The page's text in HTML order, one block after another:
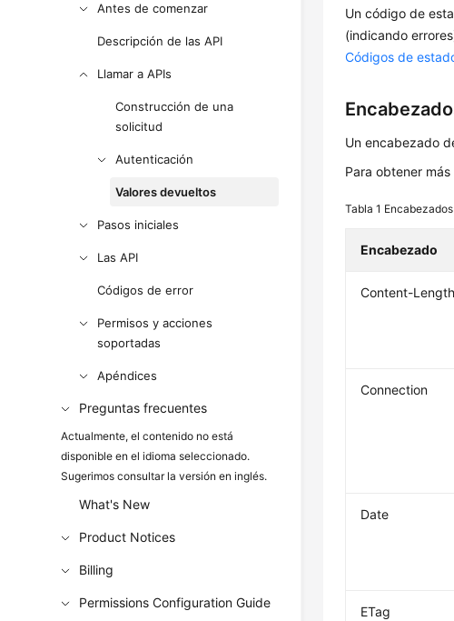
Antes de comenzar
Descripción de las API
Llamar a APIs
Construcción de una
solicitud
Autenticación
Valores devueltos
Pasos iniciales
Las API
Códigos de error
Permisos y acciones
soportadas
Apéndices
Preguntas frecuentes
Actualmente, el contenido no está
disponible en el idioma seleccionado.
Sugerimos consultar la versión en inglés.
What's New
Product Notices
Billing
Permissions Configuration Guide
Un código de
(indicando
Códigos de
Un encabezado
Para obtener
Tabla 1
Encabezado
Content-Length
Connection
Date
ETag